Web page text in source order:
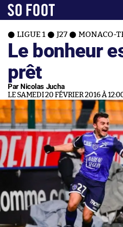
LIGUE 1 J27 MONACO-
Le bonheur
prêt
Par Nicolas Jucha
LE SAMEDI 20 FÉVRIER 2016 À